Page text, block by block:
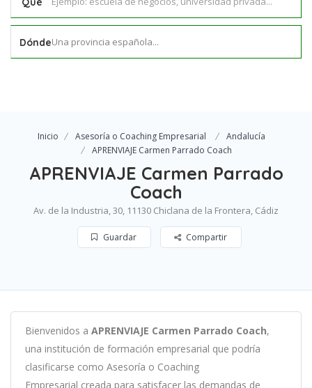
DóndeUna provincia española...
Inicio Asesoría o Coaching Empresarial
Andalucía
APRENVIAJE Carmen Parrado Coach
APRENVIAJE Carmen Parrado
Coach
Av. de la Industria, 30, 11130 Chiclana de la Frontera, Cádiz
Guardar Compartir
Bienvenidos a APRENVIAJE Carmen Parrado Coach,
una institución de formación empresarial que podría
clasificarse como Asesoría o Coaching
Empresarial creada para satisfacer las demandas de